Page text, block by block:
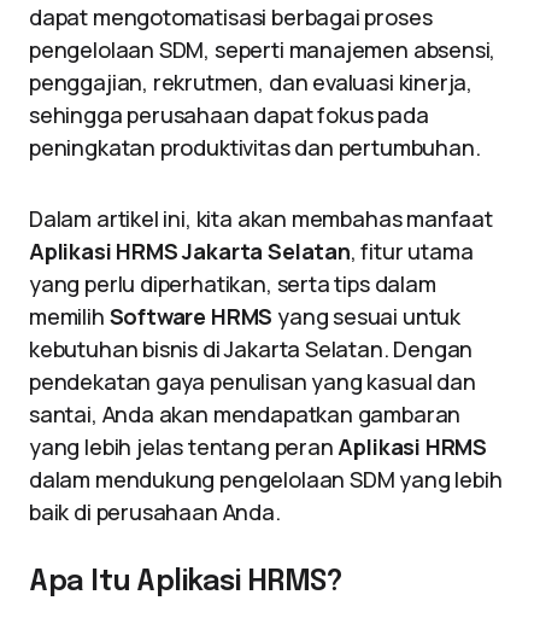
dapat mengotomatisasi berbagai proses
pengelolaan SDM, seperti manajemen absensi,
penggajian, rekrutmen, dan evaluasi kinerja,
sehingga perusahaan dapat fokus pada
peningkatan produktivitas dan pertumbuhan.
Dalam artikel ini, kita akan membahas manfaat
Aplikasi HRMS Jakarta Selatan, fitur utama
yang perlu diperhatikan, serta tips dalam
memilih Software HRMS yang sesuai untuk
kebutuhan bisnis di Jakarta Selatan. Dengan
pendekatan gaya penulisan yang kasual dan
santai, Anda akan mendapatkan gambaran
yang lebih jelas tentang peranAplikasi HRMS
dalam mendukung pengelolaan SDM yang lebih
baik di perusahaan Anda.
Apa Itu Aplikasi HRMS?